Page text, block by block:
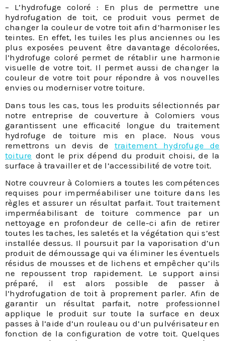
– L’hydrofuge coloré : En plus de permettre une
hydrofugation de toit, ce produit vous permet de
changer la couleur de votre toit afin d’harmoniser les
teintes. En effet, les tuiles les plus anciennes ou les
plus exposées peuvent être davantage décolorées,
l’hydrofuge coloré permet de rétablir une harmonie
visuelle de votre toit. Il permet aussi de changer la
couleur de votre toit pour répondre à vos nouvelles
envies ou moderniser votre toiture.
Dans tous les cas, tous les produits sélectionnés par
notre entreprise de couverture à Colomiers vous
garantissent une efficacité longue du traitement
hydrofuge de toiture mis en place. Nous vous
remettrons un devis de traitement hydrofuge de
toiture dont le prix dépend du produit choisi, de la
surface à travailler et de l’accessibilité de votre toit.
Notre couvreur à Colomiers a toutes les compétences
requises pour imperméabiliser une toiture dans les
règles et assurer un résultat parfait. Tout traitement
imperméabilisant de toiture commence par un
nettoyage en profondeur de celle-ci afin de retirer
toutes les taches, les saletés et la végétation qui s’est
installée dessus. Il poursuit par la vaporisation d’un
produit de démoussage qui va éliminer les éventuels
résidus de mousses et de lichens et empêcher qu’ils
ne repoussent trop rapidement. Le support ainsi
préparé, il est alors possible de passer à
l’hydrofugation de toit à proprement parler. Afin de
garantir un résultat parfait, notre professionnel
applique le produit sur toute la surface en deux
passes à l’aide d’un rouleau ou d’un pulvérisateur en
fonction de la configuration de votre toit. Quelques